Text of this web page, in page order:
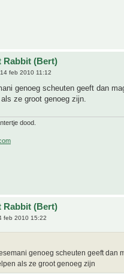
Rabbit (Bert)
feb 2010 11:12
genoeg scheuten geeft dan
ze groot genoeg zijn.
dood.
Rabbit (Bert)
feb 2010 15:22
genoeg scheuten geeft dan
als ze groot genoeg zijn